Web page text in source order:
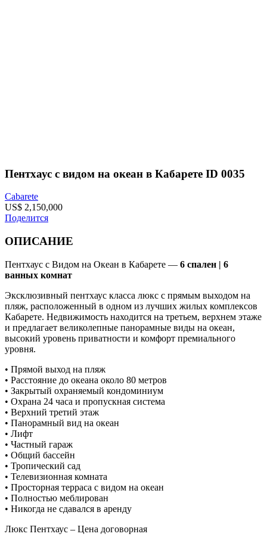
Пентхаус с видом на океан в Кабарете ID 0035
Cabarete
US$ 2,150,000
Поделится
ОПИСАНИЕ
Пентхаус с Видом на Океан в Кабарете — 6 спален | 6
ванных комнат
Эксклюзивный пентхаус класса люкс с прямым выходом на
пляж, расположенный в одном из лучших жилых комплексов
Кабарете. Недвижимость находится на третьем, верхнем этаже
и предлагает великолепные панорамные виды на океан,
высокий уровень приватности и комфорт премиального
уровня.
• Прямой выход на пляж
• Расстояние до океана около 80 метров
• Закрытый охраняемый кондоминиум
• Охрана 24 часа и пропускная система
• Верхний третий этаж
• Панорамный вид на океан
• Лифт
• Частный гараж
• Общий бассейн
• Тропический сад
• Телевизионная комната
• Просторная терраса с видом на океан
• Полностью меблирован
• Никогда не сдавался в аренду
Люкс Пентхаус – Цена договорная